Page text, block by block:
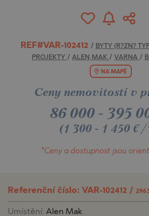
REF#VAR-102412 / BYTY (R?ZN?
PROJEKTY / ALEN MAK / VARNA /
NA MAPĚ
Ceny nemovitostí v
86 000 - 395
(1 300 - 1 450 €/
*Ceny a dostupnost jsou
Referenční číslo: VAR-102412 /
Umístění: Alen Mak